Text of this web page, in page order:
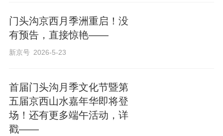
门头沟京西月季洲重启！没
有预告，直接惊艳——
新京号 2026-5-23
首届门头沟月季文化节暨第
五届京西山水嘉年华即将登
场！还有更多端午活动，详
戳——